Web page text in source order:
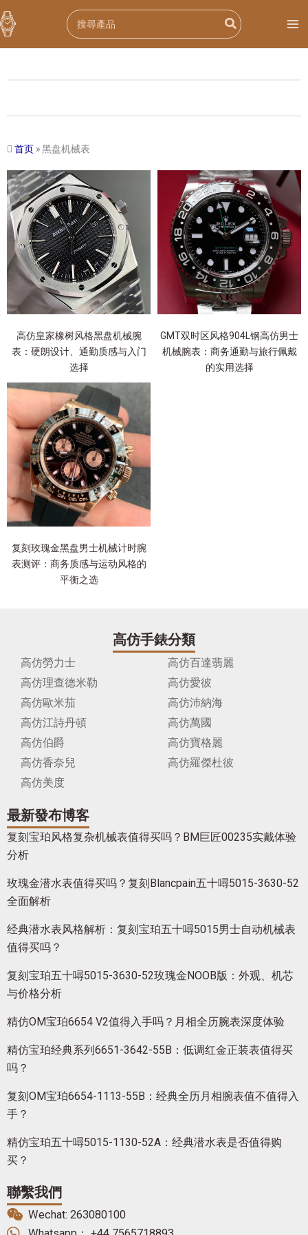
跳
至
内
Search
for:
首页 »黑盘机械表
高仿皇家橡树风格黑盘机械腕
表：硬朗设计、通勤质感与入门
选择
GMT双时区风格904L钢高仿男士
机械腕表：商务通勤与旅行佩戴
的实用选择
复刻玫瑰金黑盘男士机械计时腕
表测评：商务质感与运动风格的
平衡之选
高仿手錶分類
高仿勞力士
高仿百達翡麗
高仿理查德米勒
高仿愛彼
高仿歐米茄
高仿沛納海
高仿江詩丹頓
高仿萬國
高仿伯爵
高仿寶格麗
高仿香奈兒
高仿羅傑杜彼
高仿美度
最新發布博客
复刻宝珀风格复杂机械表值得买吗？BM巨匠00235实戴体验
分析
玫瑰金潜水表值得买吗？复刻Blancpain五十噚5015-3630-52
全面解析
经典潜水表风格解析：复刻宝珀五十噚5015男士自动机械表
值得买吗？
复刻宝珀五十噚5015-3630-52玫瑰金NOOB版：外观、机芯
与价格分析
精仿OM宝珀6654 V2值得入手吗？月相全历腕表深度体验
精仿宝珀经典系列6651-3642-55B：低调红金正装表值得买
吗？
复刻OM宝珀6654-1113-55B：经典全历月相腕表值不值得入
手？
精仿宝珀五十噚5015-1130-52A：经典潜水表是否值得购
买？
聯繫我們
Wechat: 263080100